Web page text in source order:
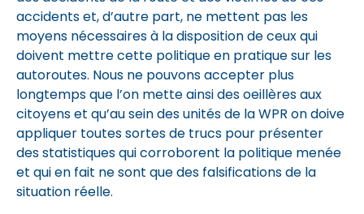
accidents et, d’autre part, ne mettent pas les
moyens nécessaires à la disposition de ceux qui
doivent mettre cette politique en pratique sur les
autoroutes. Nous ne pouvons accepter plus
longtemps que l’on mette ainsi des oeillères aux
citoyens et qu’au sein des unités de la WPR on doive
appliquer toutes sortes de trucs pour présenter
des statistiques qui corroborent la politique menée
et qui en fait ne sont que des falsifications de la
situation réelle.